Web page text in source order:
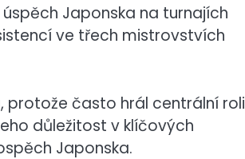
Japonska na turnajích
ve třech mistrovstvích
často hrál centrální roli
důležitost v klíčových
Japonska.